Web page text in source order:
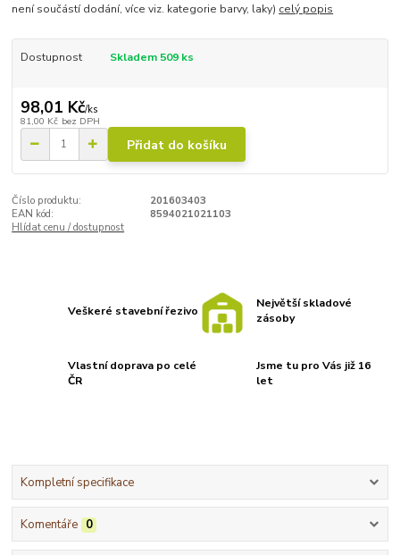
není součástí dodání, více viz. kategorie barvy, laky) celý popis
Dostupnost Skladem 509 ks
98,01 Kč/ks
81,00 Kč bez DPH
Přidat do košíku
Číslo produktu:
201603403
EAN kód:
8594021021103
Hlídat cenu / dostupnost
Veškeré stavební řezivo
Největší skladové
zásoby
Vlastní doprava po celé
ČR
Jsme tu pro Vás již 16
let
Kompletní specifikace
Komentáře 0